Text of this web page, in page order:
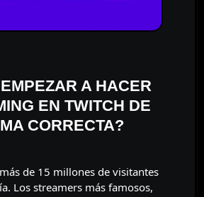
A HACER
EN TWITCH DE
CORRECTA?
Los streamers más famosos,